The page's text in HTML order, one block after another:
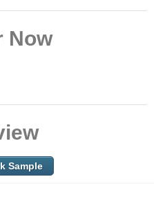
Now
Sample